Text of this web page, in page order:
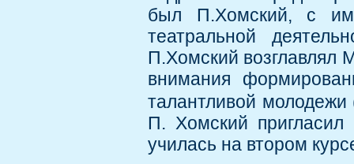
был П.Хомский, с
театральной
П.Хомский возглавлял
внимания
талантливой молодежи
П. Хомский
училась на втором